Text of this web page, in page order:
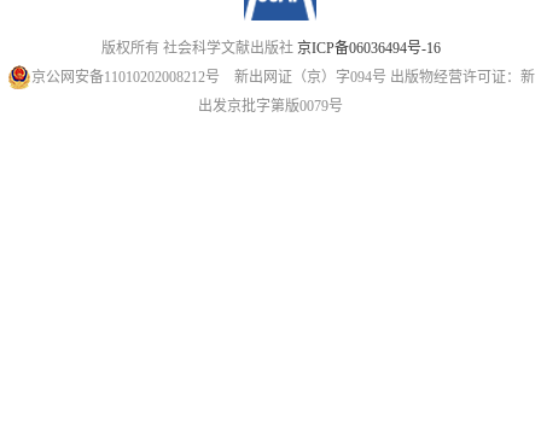
版权所有 社会科学文献出版社 京ICP备06036494号-16
京公网安备11010202008212号 新出网证（京）字094号 出版物经营许可证：新
出发京批字第版0079号